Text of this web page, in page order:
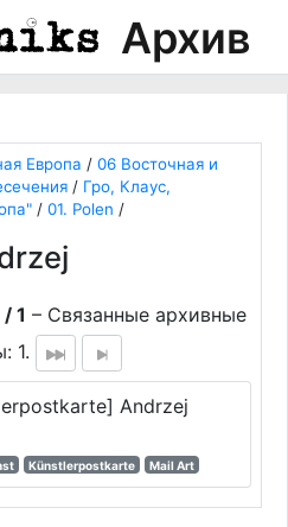
Архив
Европа / 06 Восточная и
/ Гро, Клаус,
/ 01. Polen /
1 – Связанные архивные
1.
Andrzej
Künstlerpostkarte Mail Art